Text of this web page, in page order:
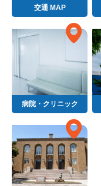
交通 MAP
病院・クリニック